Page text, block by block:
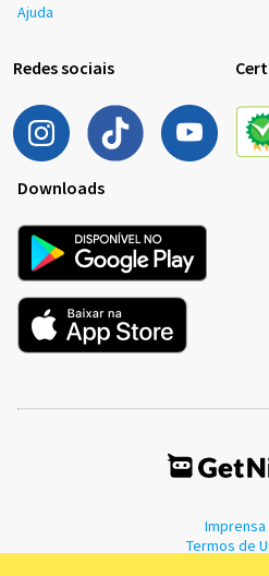
Ajuda
Redes sociais
Downloads
Imprensa
Termos de